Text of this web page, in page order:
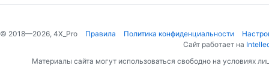
© 2018—2026, 4X_Pro Правила Политика конфиденциальности
Сайт работает на
Материалы сайта могут использоваться свободно на условиях